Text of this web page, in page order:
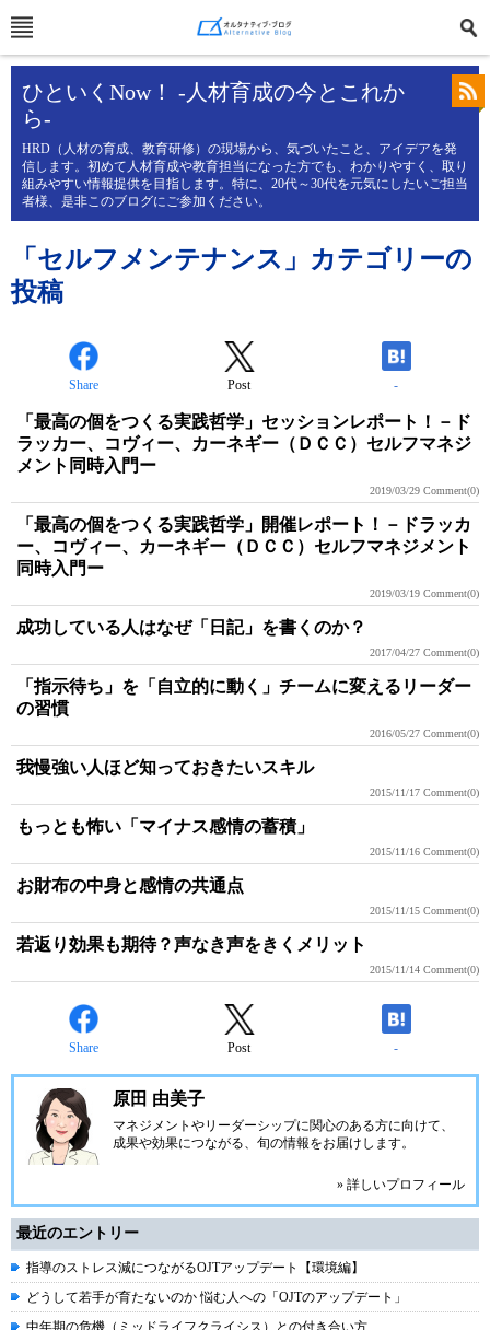
ひといくNow！ -人材育成の今とこれか
ら-
HRD（人材の育成、教育研修）の現場から、気づいたこと、アイデアを発
信します。初めて人材育成や教育担当になった方でも、わかりやすく、取り
組みやすい情報提供を目指します。特に、20代～30代を元気にしたいご担当
者様、是非このブログにご参加ください。
「セルフメンテナンス」カテゴリーの
投稿
Share Post -
「最高の個をつくる実践哲学」セッションレポート！－ド
ラッカー、コヴィー、カーネギー（ＤＣＣ）セルフマネジ
メント同時入門ー
2019/03/29 Comment(0)
「最高の個をつくる実践哲学」開催レポート！－ドラッカ
ー、コヴィー、カーネギー（ＤＣＣ）セルフマネジメント
同時入門ー
2019/03/19 Comment(0)
成功している人はなぜ「日記」を書くのか？
2017/04/27 Comment(0)
「指示待ち」を「自立的に動く」チームに変えるリーダー
の習慣
2016/05/27 Comment(0)
我慢強い人ほど知っておきたいスキル
2015/11/17 Comment(0)
もっとも怖い「マイナス感情の蓄積」
2015/11/16 Comment(0)
お財布の中身と感情の共通点
2015/11/15 Comment(0)
若返り効果も期待？声なき声をきくメリット
2015/11/14 Comment(0)
Share Post -
原田 由美子
マネジメントやリーダーシップに関心のある方に向けて、
成果や効果につながる、旬の情報をお届けします。
» 詳しいプロフィール
最近のエントリー
指導のストレス減につながるOJTアップデート【環境編】
どうして若手が育たないのか 悩む人への「OJTのアップデート」
中年期の危機（ミッドライフクライシス）との付き合い方